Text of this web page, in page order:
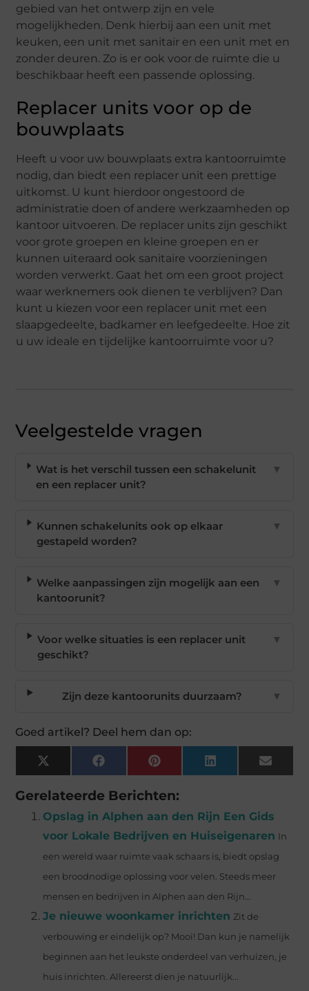
gebied van het ontwerp zijn en vele
mogelijkheden. Denk hierbij aan een unit met
keuken, een unit met sanitair en een unit met en
zonder deuren. Zo is er ook voor de ruimte die u
beschikbaar heeft een passende oplossing.
Replacer units voor op de
bouwplaats
Heeft u voor uw bouwplaats extra kantoorruimte
nodig, dan biedt een replacer unit een prettige
uitkomst. U kunt hierdoor ongestoord de
administratie doen of andere werkzaamheden op
kantoor uitvoeren. De replacer units zijn geschikt
voor grote groepen en kleine groepen en er
kunnen uiteraard ook sanitaire voorzieningen
worden verwerkt. Gaat het om een groot project
waar werknemers ook dienen te verblijven? Dan
kunt u kiezen voor een replacer unit met een
slaapgedeelte, badkamer en leefgedeelte. Hoe zit
u uw ideale en tijdelijke kantoorruimte voor u?
Veelgestelde vragen
Wat is het verschil tussen een schakelunit
en een replacer unit?
▼
Kunnen schakelunits ook op elkaar
gestapeld worden?
▼
Welke aanpassingen zijn mogelijk aan een
kantoorunit?
▼
Voor welke situaties is een replacer unit
geschikt?
▼
Zijn deze kantoorunits duurzaam? ▼
Goed artikel? Deel hem dan op:
X
(Twitter)
FacebookPinterest LinkedIn Email
Gerelateerde Berichten:
Opslag in Alphen aan den Rijn Een Gids
voor Lokale Bedrijven en Huiseigenaren In
een wereld waar ruimte vaak schaars is, biedt opslag
een broodnodige oplossing voor velen. Steeds meer
mensen en bedrijven in Alphen aan den Rijn...
Je nieuwe woonkamer inrichten Zit de
verbouwing er eindelijk op? Mooi! Dan kun je namelijk
beginnen aan het leukste onderdeel van verhuizen, je
huis inrichten. Allereerst dien je natuurlijk...